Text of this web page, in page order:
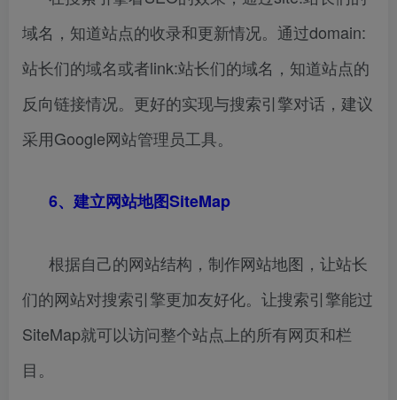
域名，知道站点的收录和更新情况。通过domain:
站长们的域名或者link:站长们的域名，知道站点的
反向链接情况。更好的实现与搜索引擎对话，建议
采用Google网站管理员工具。
6、建立网站地图SiteMap
根据自己的网站结构，制作网站地图，让站长
们的网站对搜索引擎更加友好化。让搜索引擎能过
SiteMap就可以访问整个站点上的所有网页和栏
目。